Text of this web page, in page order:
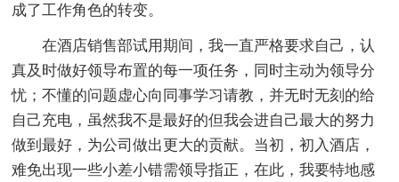
成了工作角色的转变。
在酒店销售部试用期间，我一直严格要求自己，认
真及时做好领导布置的每一项任务，同时主动为领导分
忧；不懂的问题虚心向同事学习请教，并无时无刻的给
自己充电，虽然我不是最好的但我会进自己最大的努力
做到最好，为公司做出更大的贡献。当初，初入酒店，
难免出现一些小差小错需领导指正，在此，我要特地感